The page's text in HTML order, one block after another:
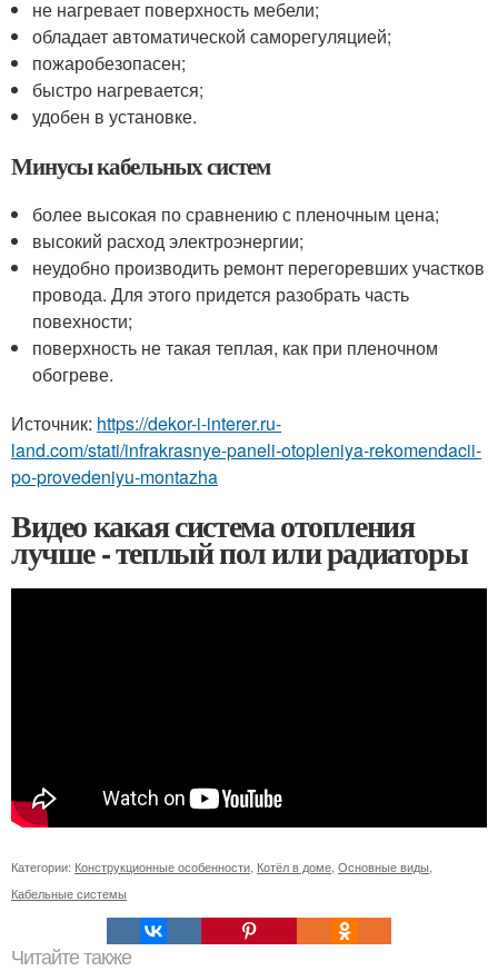
не нагревает поверхность мебели;
обладает автоматической саморегуляцией;
пожаробезопасен;
быстро нагревается;
удобен в установке.
Минусы кабельных систем
более высокая по сравнению с пленочным цена;
высокий расход электроэнергии;
неудобно производить ремонт перегоревших участков
провода. Для этого придется разобрать часть
повехности;
поверхность не такая теплая, как при пленочном
обогреве.
Источник: https://dekor-i-interer.ru-
land.com/stati/infrakrasnye-paneli-otopleniya-rekomendacii-
po-provedeniyu-montazha
Видео какая система отопления
лучше - теплый пол или радиаторы
Категории: Конструкционные особенности Котёл в доме Основные виды
Кабельные системы
Читайте также